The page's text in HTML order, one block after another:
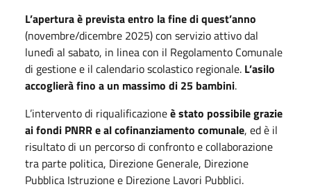
L’apertura è prevista entro la fine di quest’anno
(novembre/dicembre 2025) con servizio attivo dal
lunedì al sabato, in linea con il Regolamento Comunale
di gestione e il calendario scolastico regionale. L’asilo
accoglierà fino a un massimo di 25 bambini.
L’intervento di riqualificazioneè stato possibile grazie
ai fondi PNRR e al cofinanziamento comunale, ed è il
risultato di un percorso di confronto e collaborazione
tra parte politica, Direzione Generale, Direzione
Pubblica Istruzione e Direzione Lavori Pubblici.